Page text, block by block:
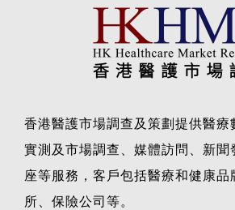
香港醫護市場調查及策劃提供醫療
實測及市場調查、媒體訪問、新
座等服務，客戶包括醫療和健康品
所、保險公司等。